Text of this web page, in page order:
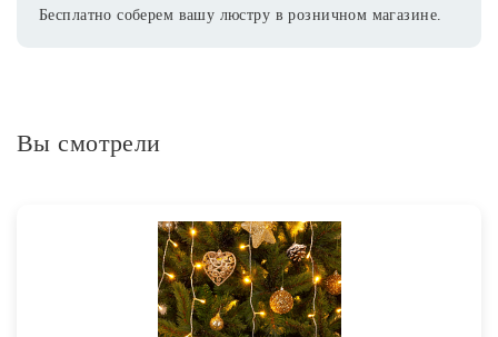
Бесплатно соберем вашу люстру в розничном магазине.
Вы смотрели